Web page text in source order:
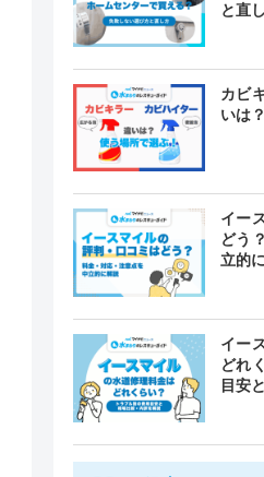
と直
カビ
いは
イー
どう
立的
イー
どれ
目安